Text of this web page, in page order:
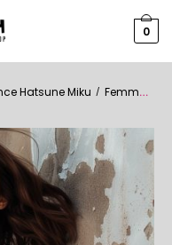
0
Hatsune Miku / Femmes